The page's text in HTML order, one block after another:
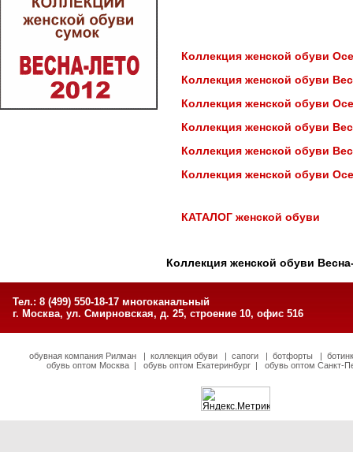
Коллекция женской обуви
Коллекция женской обуви
Коллекция женской обуви
Коллекция женской обуви
Коллекция женской обуви
Коллекция женской обуви
КАТАЛОГ женской обуви
Коллекция женской обуви
Тел.: 8 (499) 550-18-17 многоканальный
г. Москва, ул. Смирновская, д. 25, строение 10, офис 516
обувная компания Рилман | коллекция обуви | сапоги | ботфорты |
обувь оптом Москва | обувь оптом Екатеринбург | обувь оптом Санкт-